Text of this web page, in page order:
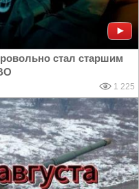
стал старшим
1 225